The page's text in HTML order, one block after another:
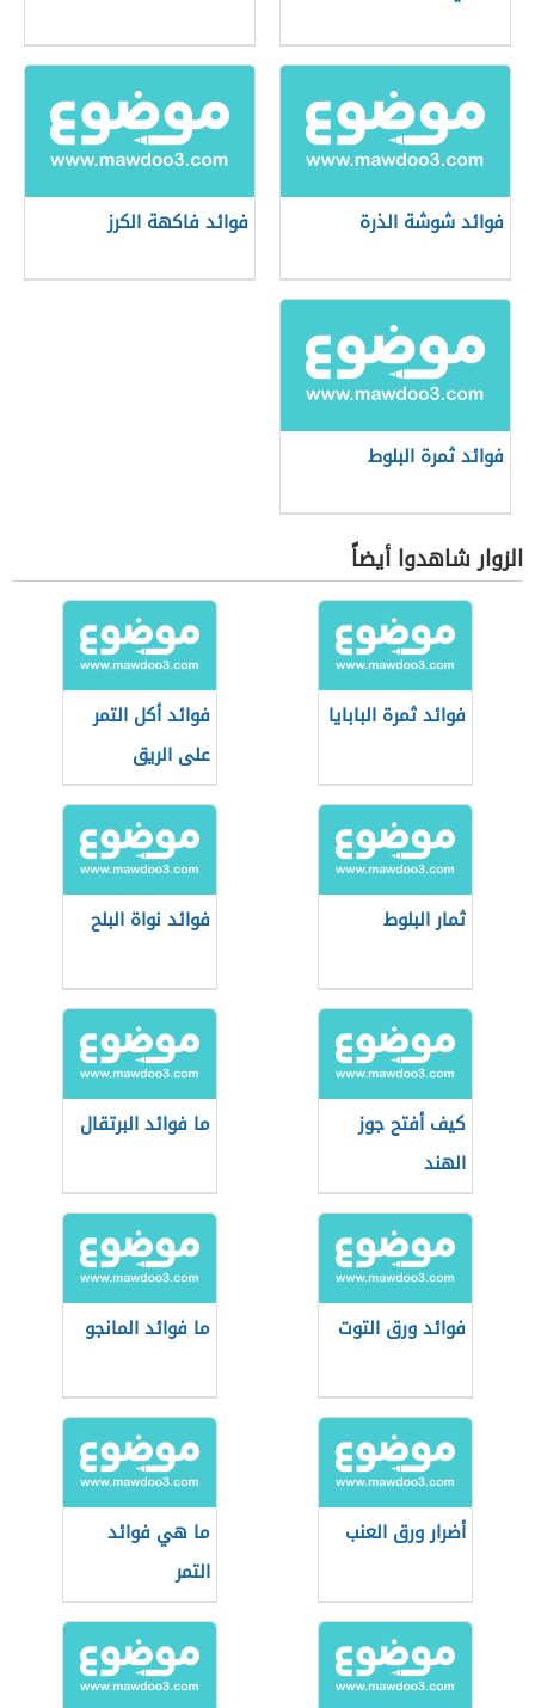
فوائد شوشة الذرة فوائد فاكهة الكرز
فوائد ثمرة البلوط
الزوار شاهدوا أيضاً
فوائد ثمرة البابايا
فوائد أكل التمر
على الريق
ثمار البلوط فوائد نواة البلح
كيف أفتح جوز
الهند
ما فوائد البرتقال
فوائد ورق التوت ما فوائد المانجو
أضرار ورق العنب
ما هي فوائد
التمر